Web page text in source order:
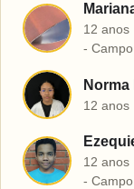
M
12 anos
-
N 12 anos
E
12 anos
-